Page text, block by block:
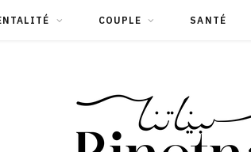
COUPLE SANTÉ